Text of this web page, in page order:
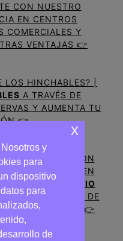
CON NUESTRO
EN CENTROS
COMERCIALES Y
VENTAJAS 👉
LOS HINCHABLES? |
A TRAVÉS DE
Y AUMENTA TU
👉
HOSTELERIA CON
GRATIS EN
TU NEGOCIO
A TRAVÉS DE
TUS CLIENTES 👉
y
para
dispositivo
para
de
x